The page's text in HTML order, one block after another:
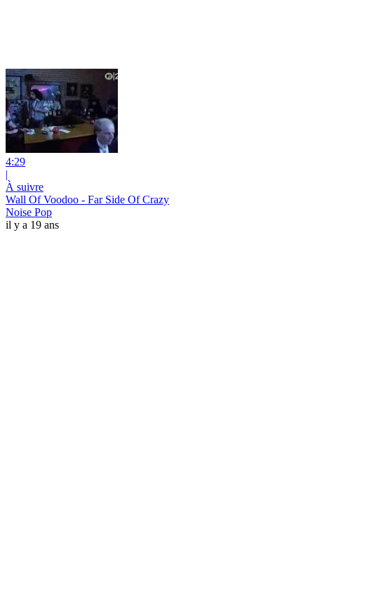
4:29
|
À suivre
Wall Of Voodoo - Far Side Of Crazy
Noise Pop
il y a 19 ans